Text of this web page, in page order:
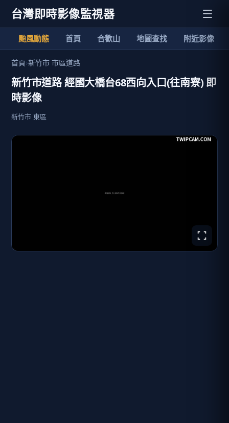
台灣即時影像監視器
颱風動態 首頁 合歡山 地圖查找 附近影像
首頁›新竹市 市區道路
新竹市道路 經國大橋台68西向入口(往南寮) 即
時影像
新竹市 東區